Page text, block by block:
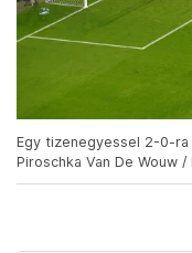
Egy tizenegyessel 2-0-ra
Piroschka Van De Wouw /